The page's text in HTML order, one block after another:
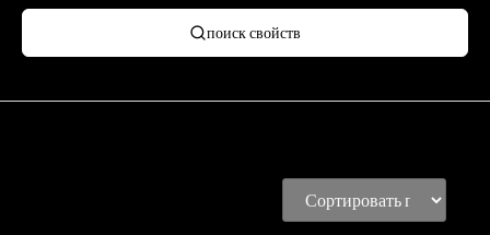
поиск свойств